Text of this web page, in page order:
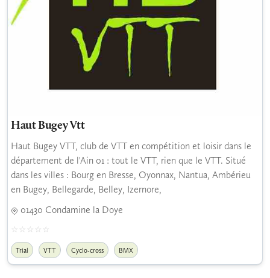
Haut Bugey Vtt
Haut Bugey VTT, club de VTT en compétition et loisir dans le
département de l'Ain 01 : tout le VTT, rien que le VTT. Situé
dans les villes : Bourg en Bresse, Oyonnax, Nantua, Ambérieu
en Bugey, Bellegarde, Belley, Izernore,
01430 Condamine la Doye
Trial VTT Cyclo-cross BMX